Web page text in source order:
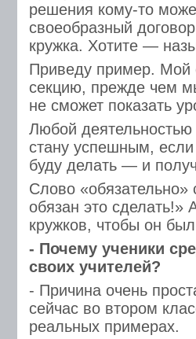
решения кому-то
своеобразный
кружка. Хотите —
Приведу пример. Мой
секцию, прежде чем
не сможет показать
Любой
стану успешным,
буду делать — и
Слово «обязательно»
обязан это сделать!»
кружков, чтобы он
- Почему ученики
своих учителей?
- Причина очень
сейчас во втором
реальных примерах.